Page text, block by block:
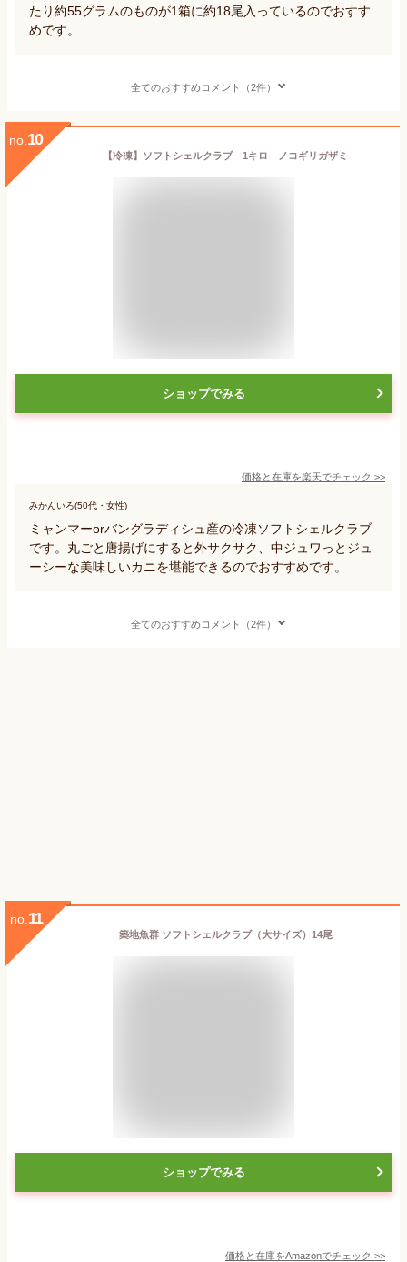
たり約55グラムのものが1箱に約18尾入っているのでおすす
めです。
全てのおすすめコメント（2件）
no. 10
【冷凍】ソフトシェルクラブ 1キロ ノコギリガザミ
ショップでみる
価格と在庫を楽天でチェック >>
みかんいろ(50代・女性)
ミャンマーorバングラディシュ産の冷凍ソフトシェルクラブ
です。丸ごと唐揚げにすると外サクサク、中ジュワっとジュ
ーシーな美味しいカニを堪能できるのでおすすめです。
全てのおすすめコメント（2件）
no. 11
築地魚群 ソフトシェルクラブ（大サイズ）14尾
ショップでみる
価格と在庫をAmazonでチェック >>